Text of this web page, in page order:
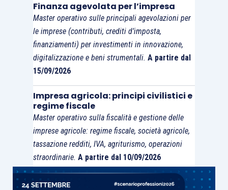
Finanza agevolata per l’impresa
Master operativo sulle principali agevolazioni per
le imprese (contributi, crediti d’imposta,
finanziamenti) per investimenti in innovazione,
digitalizzazione e beni strumentali. A partire dal
15/09/2026
Impresa agricola: principi civilistici e
regime fiscale
Master operativo sulla fiscalità e gestione delle
imprese agricole: regime fiscale, società agricole,
tassazione redditi, IVA, agriturismo, operazioni
straordinarie. A partire dal 10/09/2026